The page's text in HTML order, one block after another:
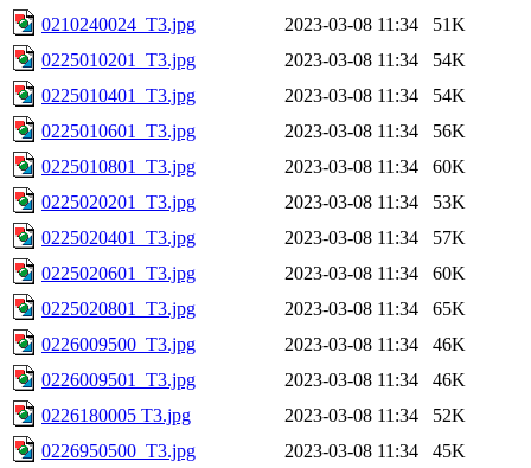
0210240024_T3.jpg
2023-03-08 11:34
51K
0225010201_T3.jpg
2023-03-08 11:34
54K
0225010401_T3.jpg
2023-03-08 11:34
54K
0225010601_T3.jpg
2023-03-08 11:34
56K
0225010801_T3.jpg
2023-03-08 11:34
60K
0225020201_T3.jpg
2023-03-08 11:34
53K
0225020401_T3.jpg
2023-03-08 11:34
57K
0225020601_T3.jpg
2023-03-08 11:34
60K
0225020801_T3.jpg
2023-03-08 11:34
65K
0226009500_T3.jpg
2023-03-08 11:34
46K
0226009501_T3.jpg
2023-03-08 11:34
46K
0226180005 T3.jpg
2023-03-08 11:34
52K
0226950500_T3.jpg
2023-03-08 11:34
45K